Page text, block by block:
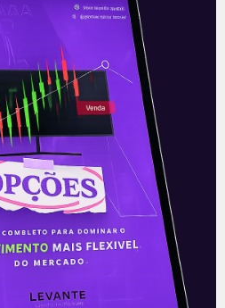
na operação de um
para estabilizar
período
positiva e tende a
que vinha sendo
da empresa nas
a interrupção, a